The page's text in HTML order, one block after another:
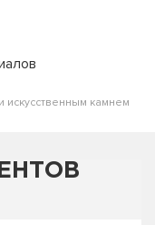
искусственным камнем